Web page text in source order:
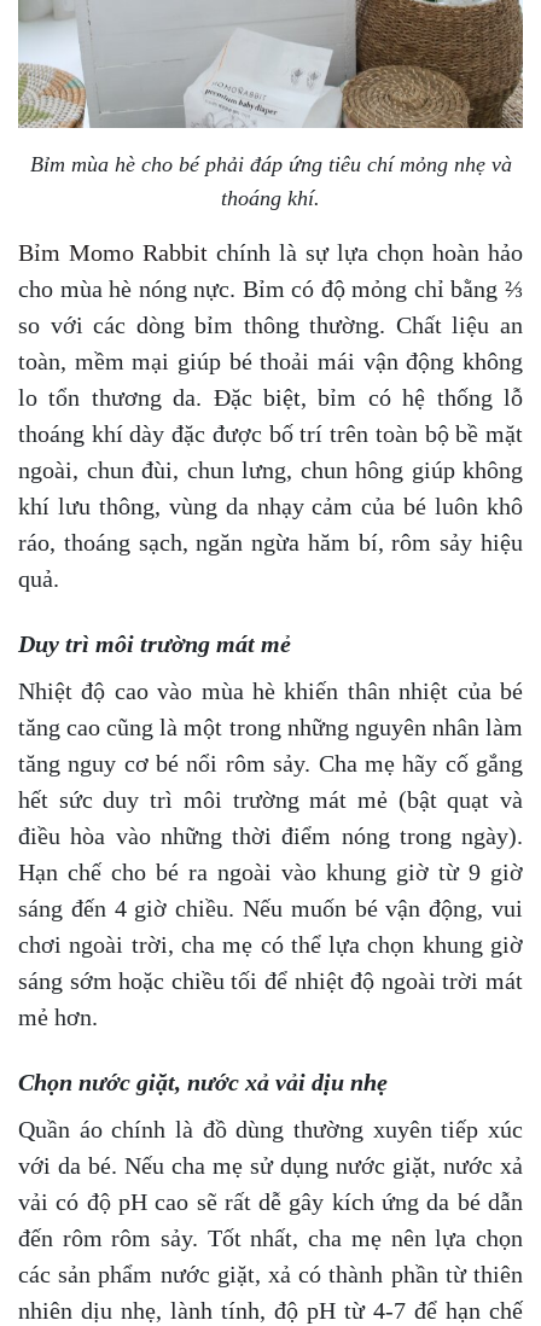
Bỉm mùa hè cho bé phải đáp ứng tiêu chí mỏng nhẹ và
thoáng khí.
Bỉm Momo Rabbit chính là sự lựa chọn hoàn hảo
cho mùa hè nóng nực. Bỉm có độ mỏng chỉ bằng ⅔
so với các dòng bỉm thông thường. Chất liệu an
toàn, mềm mại giúp bé thoải mái vận động không
lo tổn thương da. Đặc biệt, bỉm có hệ thống lỗ
thoáng khí dày đặc được bố trí trên toàn bộ bề mặt
ngoài, chun đùi, chun lưng, chun hông giúp không
khí lưu thông, vùng da nhạy cảm của bé luôn khô
ráo, thoáng sạch, ngăn ngừa hăm bí, rôm sảy hiệu
quả.
Duy trì môi trường mát mẻ
Nhiệt độ cao vào mùa hè khiến thân nhiệt của bé
tăng cao cũng là một trong những nguyên nhân làm
tăng nguy cơ bé nổi rôm sảy. Cha mẹ hãy cố gắng
hết sức duy trì môi trường mát mẻ (bật quạt và
điều hòa vào những thời điểm nóng trong ngày).
Hạn chế cho bé ra ngoài vào khung giờ từ 9 giờ
sáng đến 4 giờ chiều. Nếu muốn bé vận động, vui
chơi ngoài trời, cha mẹ có thể lựa chọn khung giờ
sáng sớm hoặc chiều tối để nhiệt độ ngoài trời mát
mẻ hơn.
Chọn nước giặt, nước xả vải dịu nhẹ
Quần áo chính là đồ dùng thường xuyên tiếp xúc
với da bé. Nếu cha mẹ sử dụng nước giặt, nước xả
vải có độ pH cao sẽ rất dễ gây kích ứng da bé dẫn
đến rôm rôm sảy. Tốt nhất, cha mẹ nên lựa chọn
các sản phẩm nước giặt, xả có thành phần từ thiên
nhiên dịu nhẹ, lành tính, độ pH từ 4-7 để hạn chế